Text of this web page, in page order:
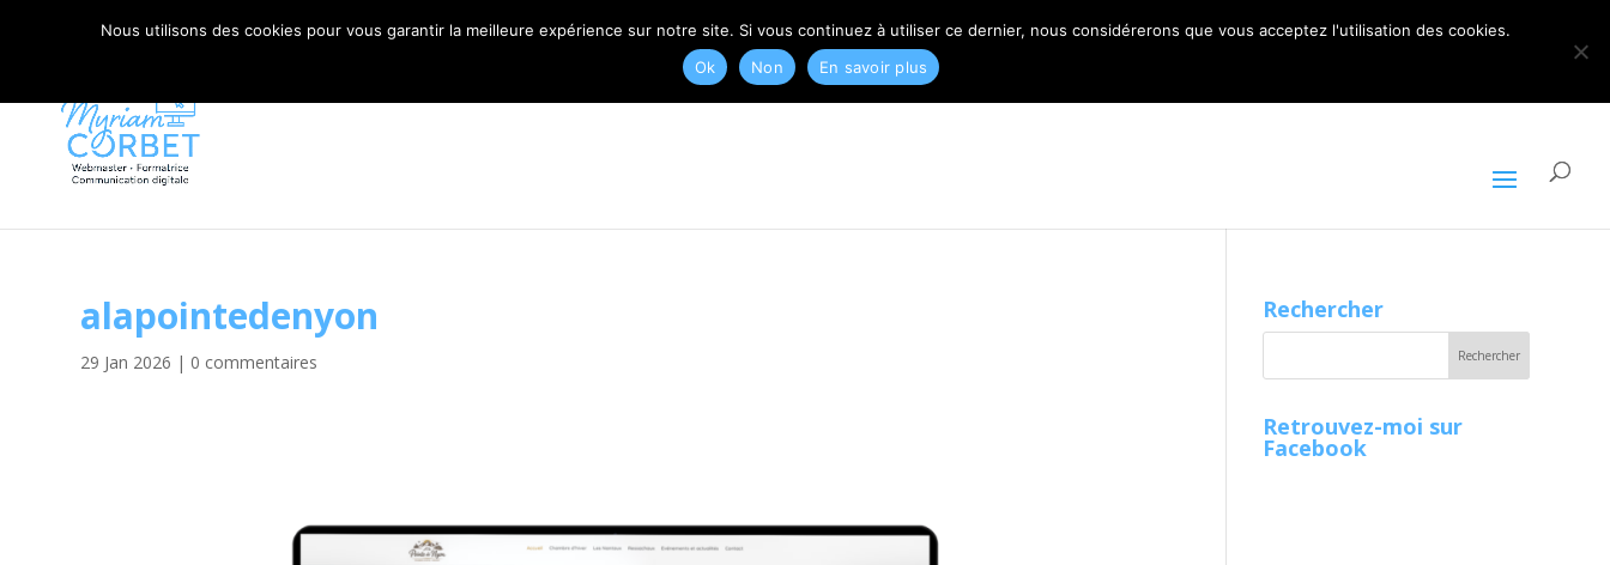
06 79 42 10 00 CONTACT@MYRIAM-CORBET.NET ARTICLES 0
alapointedenyon
29 Jan 2026 | 0 commentaires
Rechercher
Retrouvez-moi sur
Facebook
Nous utilisons des cookies pour vous garantir la meilleure expérience sur notre site. Si vous continuez à utiliser ce dernier, nous considérerons que vous acceptez l'utilisation des cookies.
Ok
Non En savoir plus